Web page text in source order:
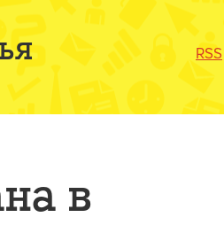
RSS
в